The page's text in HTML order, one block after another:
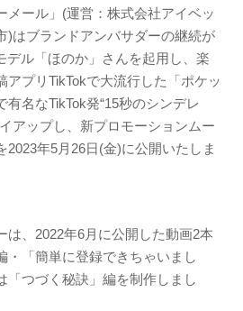
メール」(運営：株式会社アイベッ
はブランドアンバサダーの継続が
デル「ほのか」さんを起用し、楽
アプリTikTokで大流行した「ポケッ
有名なTikTok発“15秒のシンデレ
アップし、新プロモーションムー
2023年5月26日(金)に公開いたしま
は、2022年6月に公開した動画2本
・「簡単に登録できちゃいまし
「つづく秘訣」編を制作しまし